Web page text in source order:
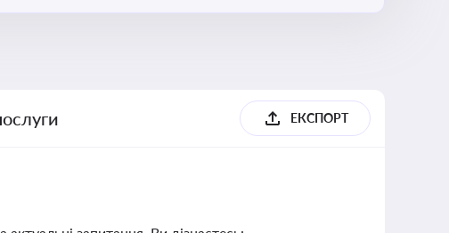
ЕКСПОРТ